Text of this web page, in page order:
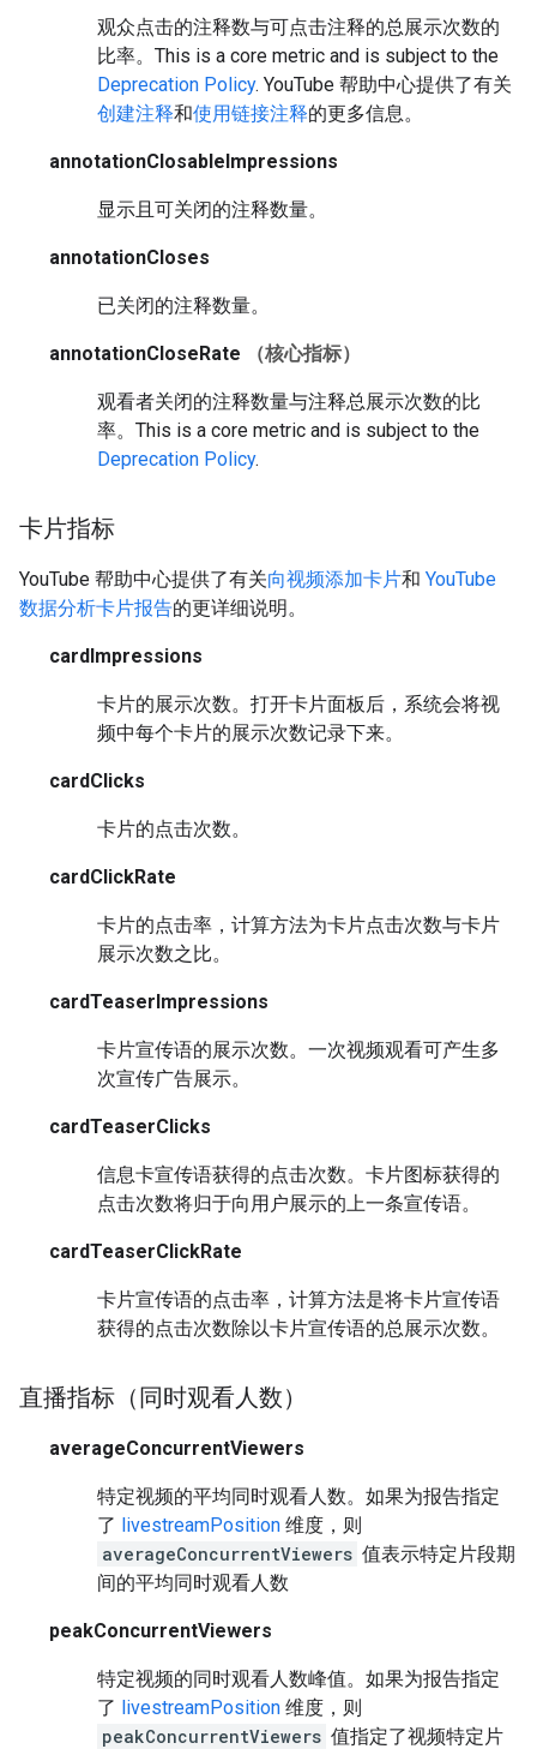
观众点击的注释数与可点击注释的总展示次数的
比率。 This is a core metric and is subject to the
Deprecation Policy. YouTube 帮助中心提供了有关
创建注释和使用链接注释的更多信息。
annotationClosableImpressions
显示且可关闭的注释数量。
annotationCloses
已关闭的注释数量。
annotationCloseRate （核心指标）
观看者关闭的注释数量与注释总展示次数的比
率。 This is a core metric and is subject to the
Deprecation Policy.
卡片指标
YouTube 帮助中心提供了有关向视频添加卡片和 YouTube
数据分析卡片报告的更详细说明。
cardImpressions
卡片的展示次数。打开卡片面板后，系统会将视
频中每个卡片的展示次数记录下来。
cardClicks
卡片的点击次数。
cardClickRate
卡片的点击率，计算方法为卡片点击次数与卡片
展示次数之比。
cardTeaserImpressions
卡片宣传语的展示次数。一次视频观看可产生多
次宣传广告展示。
cardTeaserClicks
信息卡宣传语获得的点击次数。卡片图标获得的
点击次数将归于向用户展示的上一条宣传语。
cardTeaserClickRate
卡片宣传语的点击率，计算方法是将卡片宣传语
获得的点击次数除以卡片宣传语的总展示次数。
直播指标（同时观看人数）
averageConcurrentViewers
特定视频的平均同时观看人数。如果为报告指定
了 livestreamPosition 维度，则
averageConcurrentViewers 值表示特定片段期
间的平均同时观看人数
peakConcurrentViewers
特定视频的同时观看人数峰值。如果为报告指定
了 livestreamPosition 维度，则
peakConcurrentViewers 值指定了视频特定片